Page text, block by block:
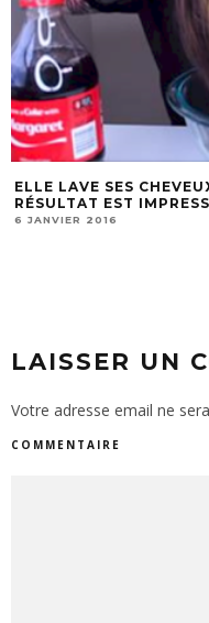
ELLE LAVE SES
RÉSULTAT EST
6 JANVIER 2016
LAISSER UN
Votre adresse email ne
COMMENTAIRE